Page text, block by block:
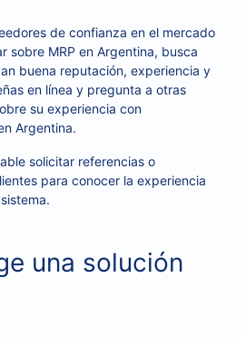
de confianza en el mercado
sobre MRP en Argentina, busca
buena reputación, experiencia y
en línea y pregunta a otras
su experiencia con
Argentina.
solicitar referencias o
para conocer la experiencia
una solución